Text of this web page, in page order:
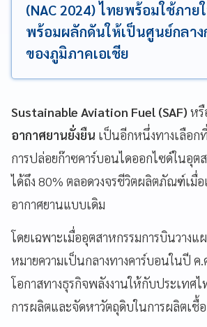
(NAC 2024) ไทยพร้อมใช้ภาย
พร้อมผลักดันให้เป็นศูนย์กลาง
ของภูมิภาคเอเชีย
Sustainable Aviation Fuel (SAF) หรื
อากาศยานยั่งยืน เป็นอีกหนึ่งทางเลือก
การปล่อยก๊าซคาร์บอนไดออกไซด์ในอุต
ได้ถึง 80% ตลอดวงจรชีวิตผลิตภัณฑ์เมื่
อากาศยานแบบเดิม
โดยเฉพาะเมื่ออุตสาหกรรมการบินวางแ
หมายความเป็นกลางทางคาร์บอนในปี ค.
โอกาสทางธุรกิจพลังงานให้กับประเทศ
การผลิตและจัดหาวัตถุดิบในการผลิตเชื้